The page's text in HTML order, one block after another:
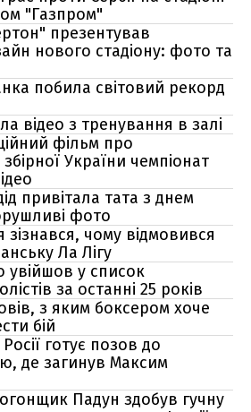
"Газпром"
презентував
нового стадіону: фото та
побила світовий рекорд
відео з тренування в залі
фільм про
України чемпіонат
привітала тата з днем
фото
зізнався, чому відмовився
Ла Лігу
увійшов у список
за останні 25 років
з яким боксером хоче
бій
готує позов до
де загинув Максим
Падун здобув гучну